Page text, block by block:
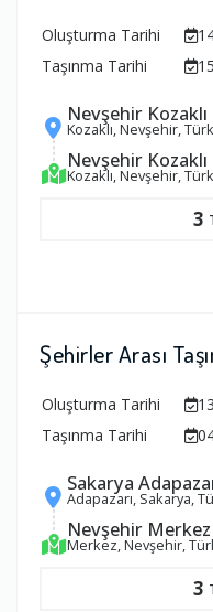
Oluşturma Tarihi
Taşınma Tarihi
Nevşehir Kozaklı
Kozaklı, Nevşehir,
Nevşehir Kozaklı
Kozaklı, Nevşehir,
3
Şehirler Arası
Oluşturma Tarihi
Taşınma Tarihi
Sakarya
Adapazarı, Sakarya,
Nevşehir Merkez
Merkez, Nevşehir,
3